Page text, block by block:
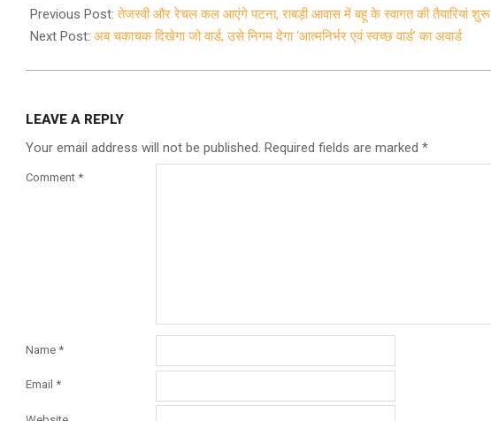
12-
11
Previous Post:तेजस्वी और रेचल कल आएंगे पटना, राबड़ी आवास में बहू के स्वागत की तैयारियां शुरू
Next Post: अब चकाचक दिखेगा जो वार्ड, उसे निगम देगा ‘आत्मनिर्भर एवं स्वच्छ वार्ड’ का अवार्ड
LEAVE A REPLY
Your email address will not be published. Required fields are marked *
Comment *
Name *
Email *